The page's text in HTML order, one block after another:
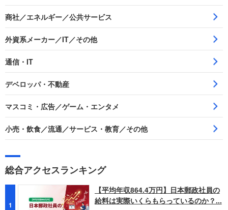
商社／エネルギー／公共サービス
外資系メーカー／IT／その他
通信・IT
デベロッパ・不動産
マスコミ・広告／ゲーム・エンタメ
小売・飲食／流通／サービス・教育／その他
総合アクセスランキング
1
【平均年収864.4万円】日本郵政社員の
給料は実際いくらもらっているのか？...